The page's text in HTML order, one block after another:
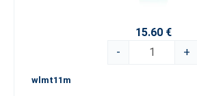
15.60 €
-
+
wlmt11m